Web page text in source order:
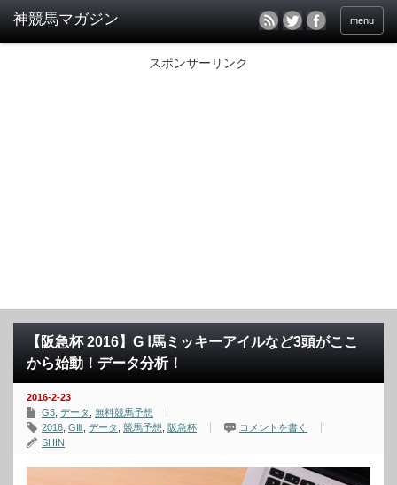
menu
スポンサーリンク
【阪急杯 2016】G Ⅰ馬ミッキーアイルなど3頭がここ
から始動！データ分析！
2016-2-23
G3 データ
無料競馬予想
2016 GⅢ データ 競馬予想 阪急杯
コメントを書く
SHIN